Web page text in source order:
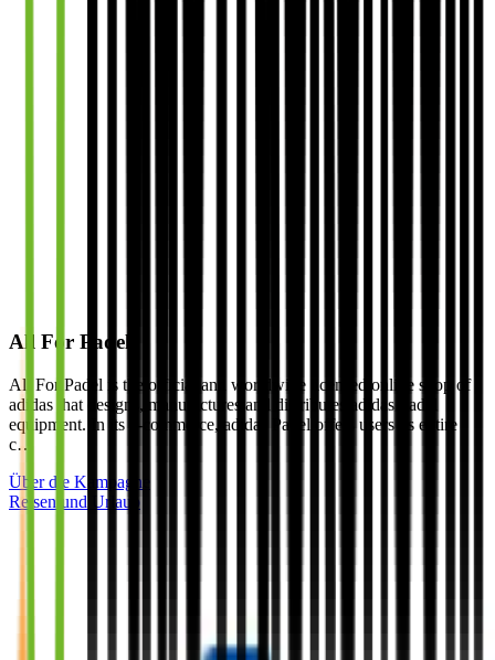
All For Padel
All For Padel is the official and worldwide licensed online shop of
adidas that designs, manufactures and distributes adidas Padel
equipment. In its e-commerce, adidas Padel offers users its entire
c…
Über die Kampagne
Reisen und Urlaub